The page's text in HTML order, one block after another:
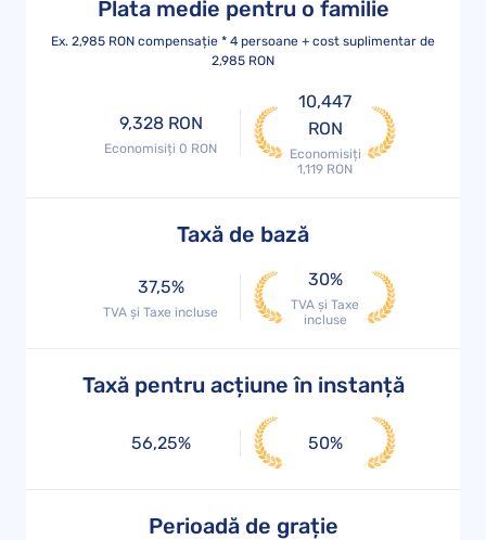
Plata medie pentru o familie
Ex. 2,985 RON compensație * 4 persoane + cost suplimentar de
2,985 RON
9,328 RON
Economisiți 0 RON
10,447
RON
Economisiți
1,119 RON
Taxă de bază
37,5%
TVA și Taxe incluse
30%
TVA și Taxe
incluse
Taxă pentru acțiune în instanță
56,25% 50%
Perioadă de grație